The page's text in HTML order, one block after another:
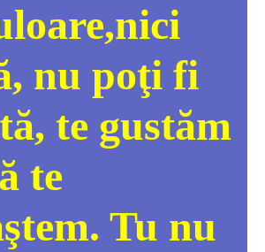
nu poţi fi
te gustăm
te
Tu nu